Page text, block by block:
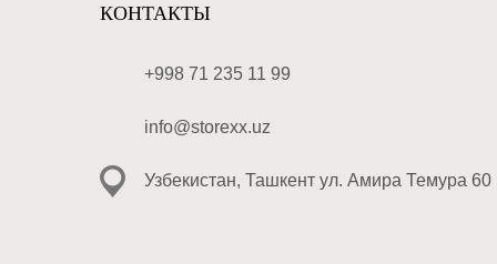
КОНТАКТЫ
+998 71 235 11 99
info@storexx.uz
Узбекистан, Ташкент ул. Амира Темура 60